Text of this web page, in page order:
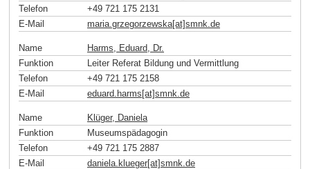
Telefon
+49 721 175 2131
E-Mail
maria.grzegorzewska[at]smnk.de
Name
Harms, Eduard, Dr.
Funktion
Leiter Referat Bildung und Vermittlung
Telefon
+49 721 175 2158
E-Mail
eduard.harms[at]smnk de
Name
Klüger, Daniela
Funktion
Museumspädagogin
Telefon
+49 721 175 2887
E-Mail
daniela.klueger[at]smnk de